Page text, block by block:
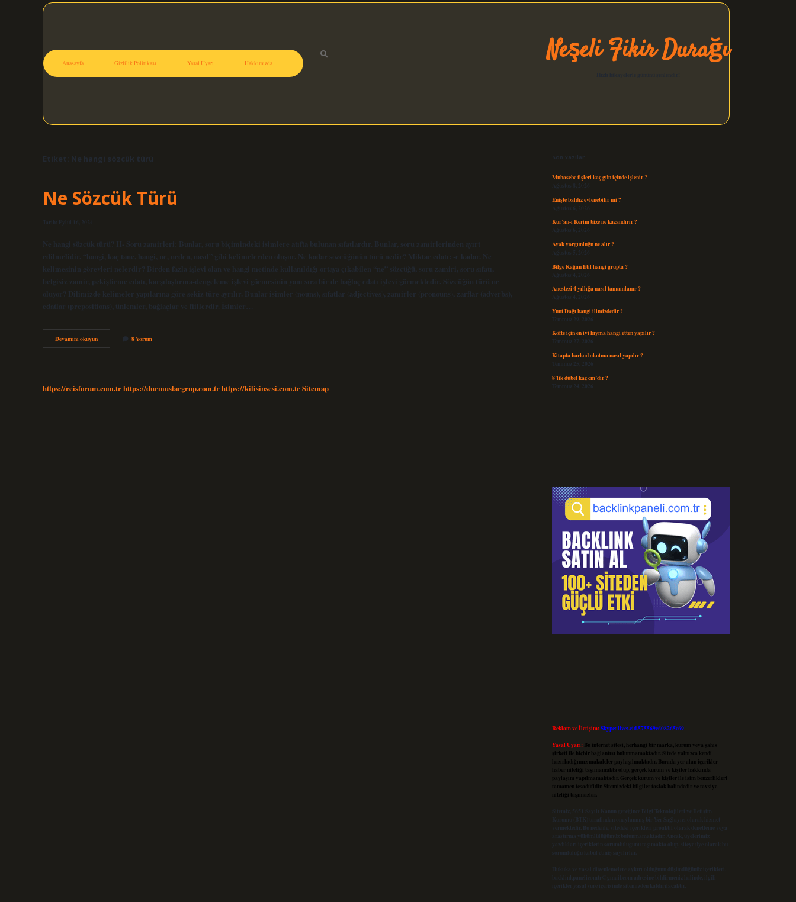
Anasayfa Gizlilik Politikası Yasal Uyarı Hakkımızda Neşeli Fikir Durağı
Etiket: Ne hangi sözcük türü
Ne Sözcük Türü
Tarih: Eylül 16, 2024
Ne hangi sözcük türü? II- Soru zamirleri: Bunlar, soru biçimindeki isimlere atıfta bulunan sıfatlardır. Bunlar, soru zamirlerinden ayırt
edilmelidir. “hangi, kaç tane, hangi, ne, neden, nasıl” gibi kelimelerden oluşur. Ne kadar sözcüğünün türü nedir? Miktar edatı: -e kadar. Ne
kelimesinin görevleri nelerdir? Birden fazla işlevi olan ve hangi metinde kullanıldığı ortaya çıkabilen “ne” sözcüğü, soru zamiri, soru sıfatı,
belgisiz zamir, pekiştirme edatı, karşılaştırma-dengeleme işlevi görmesinin yanı sıra bir de bağlaç edatı işlevi görmektedir. Sözcüğün türü ne
oluyor? Dilimizde kelimeler yapılarına göre sekiz türe ayrılır. Bunlar isimler (nouns), sıfatlar (adjectives), zamirler (pronouns), zarflar (adverbs),
edatlar (prepositions), ünlemler, bağlaçlar ve fiillerdir. İsimler…
Devamını okuyunNe
Sözcük
8 Yorum
https://reisforum.com.trhttps://durmuslargrup.com.trhttps://kilisinsesi.com.trSitemap
Son Yazılar
Muhasebe fişleri kaç gün içinde işlenir ?
Ağustos 8, 2026
Enişte baldız evlenebilir mi ?
Ağustos 6, 2026
Kur’an-ı Kerim bize ne kazandırır ?
Ağustos 6, 2026
Ayak yorgunluğu ne alır ?
Ağustos 5, 2026
Bilge Kağan Etil hangi grupta ?
Ağustos 4, 2026
Anestezi 4 yıllığa nasıl tamamlanır ?
Ağustos 4, 2026
Yunt Dağı hangi ilimizdedir ?
Temmuz 29, 2026
Köfte için en iyi kıyma hangi etten yapılır ?
Temmuz 27, 2026
Kitapta barkod okutma nasıl yapılır ?
Temmuz 25, 2026
8’lik dübel kaç cm’dir ?
Temmuz 24, 2026
Reklam ve İletişim:Skype: live:.cid.575569c608265c69
Yasal Uyarı: Bu internet sitesi, herhangi bir marka, kurum veya şahıs
şirketi ile hiçbir bağlantısı bulunmamaktadır. Sitede yalnızca kendi
hazırladığımız makaleler paylaşılmaktadır. Burada yer alan içerikler
haber niteliği taşımamakta olup, gerçek kurum ve kişiler hakkında
paylaşım yapılmamaktadır. Gerçek kurum ve kişiler ile isim benzerlikleri
tamamen tesadüfidir. Sitemizdeki bilgiler taslak halindedir ve tavsiye
niteliği taşımazlar.
Sitemiz, 5651 Sayılı Kanun gereğince Bilgi Teknolojileri ve İletişim
Kurumu (BTK) tarafından onaylanmış bir Yer Sağlayıcı olarak hizmet
vermektedir. Bu nedenle, sitedeki içerikleri proaktif olarak denetleme veya
araştırma yükümlülüğümüz bulunmamaktadır. Ancak, üyelerimiz
yazdıkları içeriklerin sorumluluğunu taşımakta olup, siteye üye olarak bu
sorumluluğu kabul etmiş sayılırlar.
Hukuka ve yasal düzenlemelere aykırı olduğunu düşündüğünüz içerikleri,
backlinkpanelicomtr@gmail.com adresine bildirmeniz halinde, ilgili
içerikler yasal süre içerisinde sitemizden kaldırılacaktır.